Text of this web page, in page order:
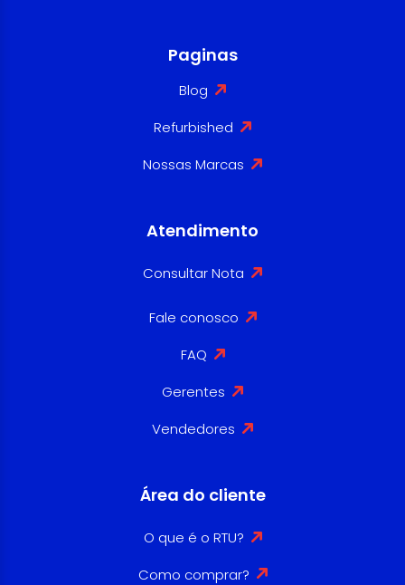
Paginas
Blog
Refurbished
Nossas Marcas
Atendimento
Consultar Nota
Fale conosco
FAQ
Gerentes
Vendedores
Área do cliente
O que é o RTU?
Como comprar?